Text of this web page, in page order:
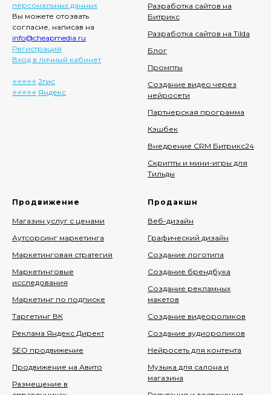
персональных данных
Вы можете отозвать
согласие, написав на
info@cheapmedia.ru
Регистрация
Вход в личный кабинет
⭐️⭐️⭐️⭐️⭐️ 2гис
⭐️⭐️⭐️⭐️⭐️ Яндекс
Разработка сайтов на
Битрикс
Разработка сайтов на Tilda
Блог
Промпты
Создание видео через
нейросети
Партнерская программа
Кэшбек
Внедрение CRM Битрикс24
Скрипты и мини-игры для
Тильды
Продвижение
Магазин услуг с ценами
Аутсорсинг маркетинга
Маркетинговая стратегия
Маркетинговые
исследования
Маркетинг по подписке
Таргетинг ВК
Реклама Яндекс Директ
SEO продвижение
Продвижение на Авито
Размещение в
Продакшн
Веб-дизайн
Графический дизайн
Создание логотипа
Создание брендбука
Создание рекламных
макетов
Создание видеороликов
Создание аудиороликов
Нейросеть для контента
Музыка для салона и
магазина